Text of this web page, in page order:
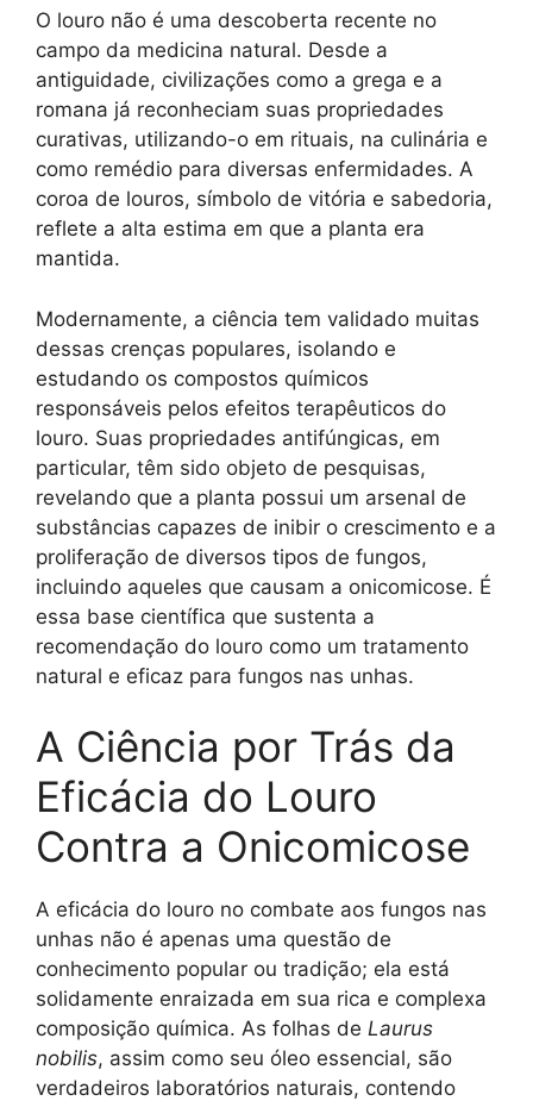
O louro não é uma descoberta recente no
campo da medicina natural. Desde a
antiguidade, civilizações como a grega e a
romana já reconheciam suas propriedades
curativas, utilizando-o em rituais, na culinária e
como remédio para diversas enfermidades. A
coroa de louros, símbolo de vitória e sabedoria,
reflete a alta estima em que a planta era
mantida.
Modernamente, a ciência tem validado muitas
dessas crenças populares, isolando e
estudando os compostos químicos
responsáveis pelos efeitos terapêuticos do
louro. Suas propriedades antifúngicas, em
particular, têm sido objeto de pesquisas,
revelando que a planta possui um arsenal de
substâncias capazes de inibir o crescimento e a
proliferação de diversos tipos de fungos,
incluindo aqueles que causam a onicomicose. É
essa base científica que sustenta a
recomendação do louro como um tratamento
natural e eficaz para fungos nas unhas.
A Ciência por Trás da
Eficácia do Louro
Contra a Onicomicose
A eficácia do louro no combate aos fungos nas
unhas não é apenas uma questão de
conhecimento popular ou tradição; ela está
solidamente enraizada em sua rica e complexa
composição química. As folhas de Laurus
nobilis, assim como seu óleo essencial, são
verdadeiros laboratórios naturais, contendo